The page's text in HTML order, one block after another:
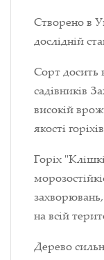
Створено в
дослідній
Сорт досить
садівників
високій
якості
Горіх
на всій
Дерево